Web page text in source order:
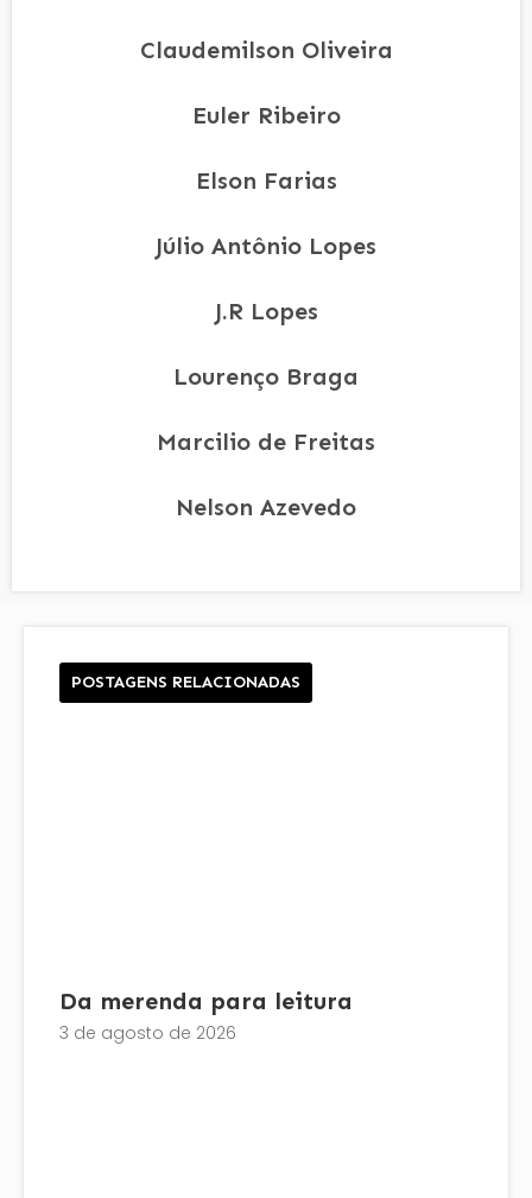
Claudemilson Oliveira
Euler Ribeiro
Elson Farias
Júlio Antônio Lopes
J.R Lopes
Lourenço Braga
Marcilio de Freitas
Nelson Azevedo
POSTAGENS RELACIONADAS
Da merenda para leitura
3 de agosto de 2026